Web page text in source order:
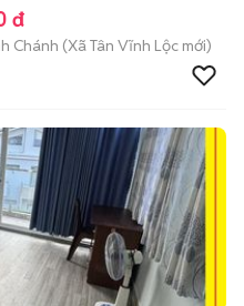
đ
Chánh (Xã Tân Vĩnh Lộc mới)